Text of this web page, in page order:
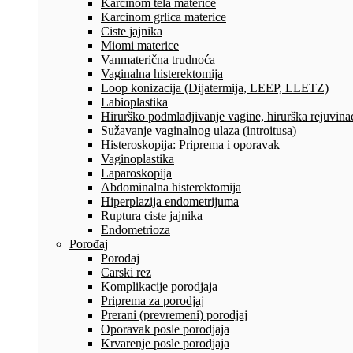
Karcinom tela materice
Karcinom grlica materice
Ciste jajnika
Miomi materice
Vanmaterična trudnoća
Vaginalna histerektomija
Loop konizacija (Dijatermija, LEEP, LLETZ)
Labioplastika
Hirurško podmladjivanje vagine, hirurška
Sužavanje vaginalnog ulaza (introitusa)
Histeroskopija: Priprema i oporavak
Vaginoplastika
Laparoskopija
Abdominalna histerektomija
Hiperplazija endometrijuma
Ruptura ciste jajnika
Endometrioza
Porođaj
Porođaj
Carski rez
Komplikacije porodjaja
Priprema za porodjaj
Prerani (prevremeni) porodjaj
Oporavak posle porodjaja
Krvarenje posle porodjaja